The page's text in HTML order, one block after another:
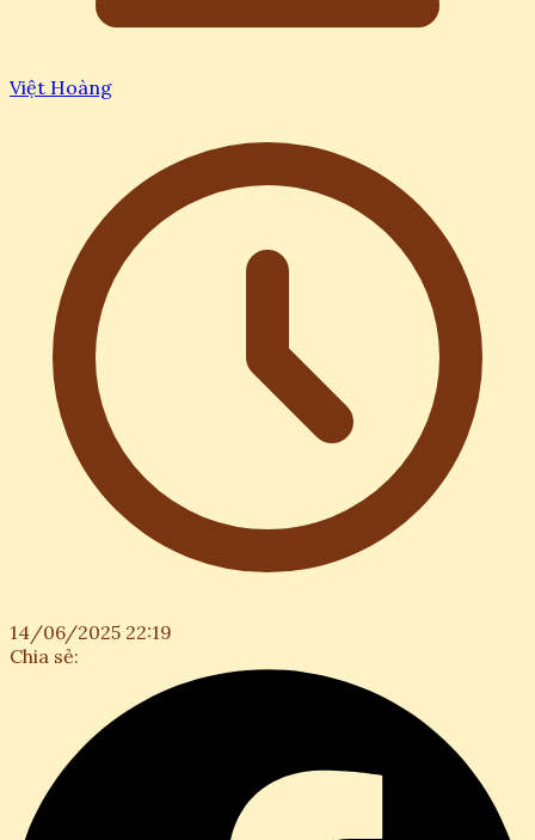
Việt Hoàng
14/06/2025 22:19
Chia sẻ: